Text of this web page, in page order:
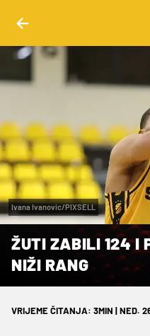
Ivana Ivanovic/PIXSELL
ŽUTI ZABILI 124 I
NIŽI RANG
VRIJEME ČITANJA: 3MIN | NED.